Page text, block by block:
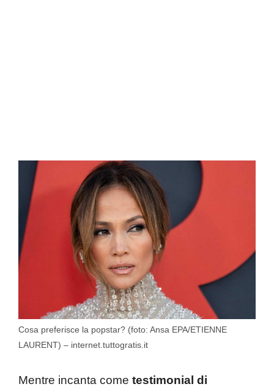
Cosa preferisce la popstar? (foto: Ansa EPA/ETIENNE
LAURENT) – internet.tuttogratis.it
Mentre incanta come testimonial di